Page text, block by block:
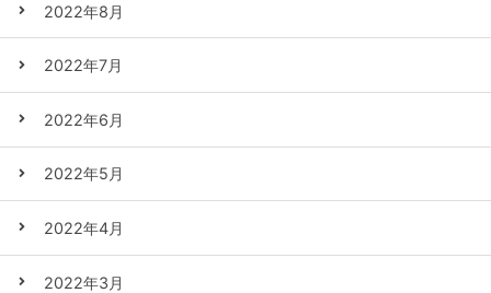
2022年8月
2022年7月
2022年6月
2022年5月
2022年4月
2022年3月